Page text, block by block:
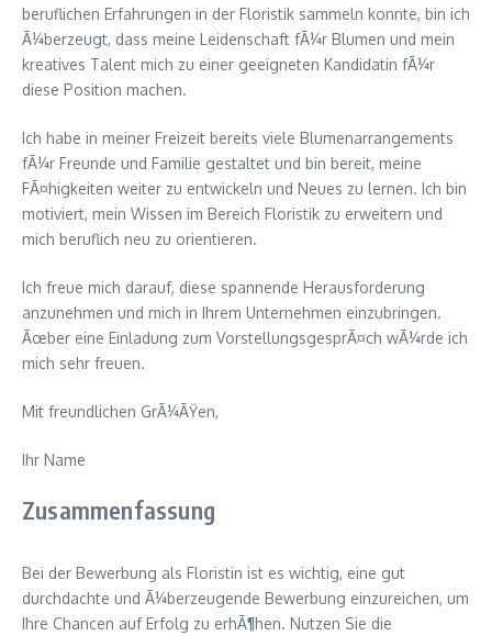
beruflichen Erfahrungen in der Floristik sammeln konnte, bin ich
Ã¼berzeugt, dass meine Leidenschaft fÃ¼r Blumen und mein
kreatives Talent mich zu einer geeigneten Kandidatin fÃ¼r
diese Position machen.
Ich habe in meiner Freizeit bereits viele Blumenarrangements
fÃ¼r Freunde und Familie gestaltet und bin bereit, meine
FÃ¤higkeiten weiter zu entwickeln und Neues zu lernen. Ich bin
motiviert, mein Wissen im Bereich Floristik zu erweitern und
mich beruflich neu zu orientieren.
Ich freue mich darauf, diese spannende Herausforderung
anzunehmen und mich in Ihrem Unternehmen einzubringen.
Ãœber eine Einladung zum VorstellungsgesprÃ¤ch wÃ¼rde ich
mich sehr freuen.
Mit freundlichen GrÃ¼ÃŸen,
Ihr Name
Zusammenfassung
Bei der Bewerbung als Floristin ist es wichtig, eine gut
durchdachte und Ã¼berzeugende Bewerbung einzureichen, um
Ihre Chancen auf Erfolg zu erhÃ¶hen. Nutzen Sie die